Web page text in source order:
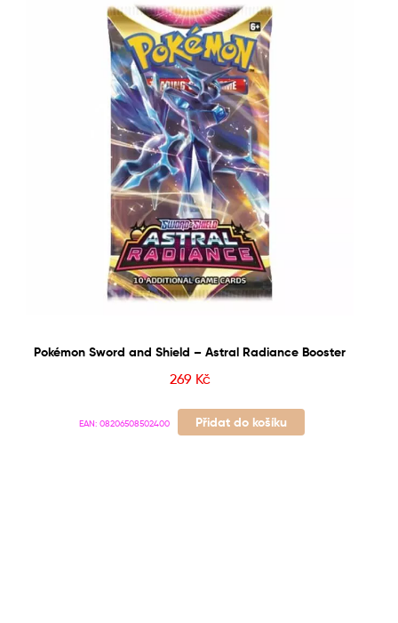
Pokémon Sword and Shield – Astral Radiance Booster
269 Kč
EAN: 08206508502400 Přidat do košíku